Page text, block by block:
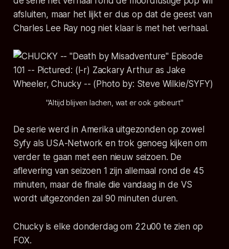
afsluiten, maar het lijkt er dus op dat de geest van
Charles Lee Ray nog niet klaar is met het verhaal.
"Altijd blijven lachen, wat er ook gebeurt"
De serie werd in Amerika uitgezonden op zowel
Syfy als USA-Network en trok genoeg kijken om
verder te gaan met een nieuw seizoen. De
aflevering van seizoen 1 zijn allemaal rond de 45
minuten, maar de finale die vandaag in de VS
wordt uitgezonden zal 90 minuten duren.
Chuckyis elke donderdag om 22u00 te zien op
FOX.